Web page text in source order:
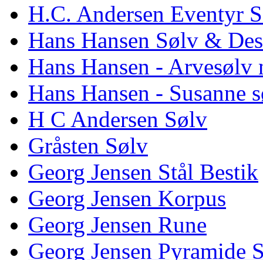
H.C. Andersen Eventyr
Hans Hansen Sølv &
Hans Hansen - Arvesølv
Hans Hansen - Susanne
H C Andersen Sølv
Gråsten Sølv
Georg Jensen Stål Bestik
Georg Jensen Korpus
Georg Jensen Rune
Georg Jensen Pyramide